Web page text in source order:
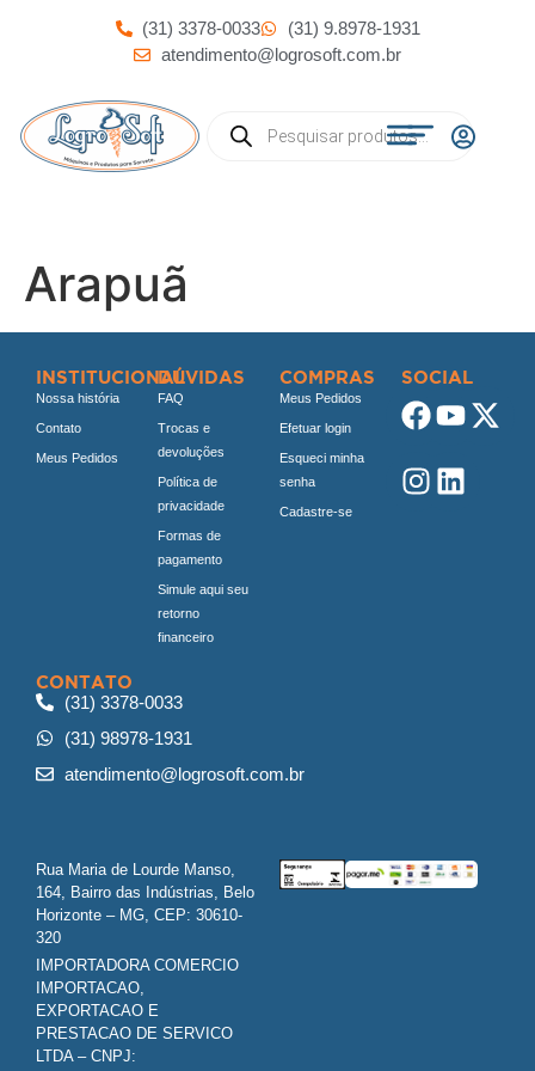
(31) 3378-0033
(31) 9.8978-1931
atendimento@logrosoft.com.br
Arapuã
INSTITUCIONAL
Nossa história
Contato
Meus Pedidos
DÚVIDAS
FAQ
Trocas e
devoluções
Política de
privacidade
Formas de
pagamento
Simule aqui seu
retorno
financeiro
COMPRAS
Meus Pedidos
Efetuar login
Esqueci minha
senha
Cadastre-se
SOCIAL
CONTATO
(31) 3378-0033
(31) 98978-1931
atendimento@logrosoft.com.br
Rua Maria de Lourde Manso,
164, Bairro das Indústrias, Belo
Horizonte – MG, CEP: 30610-
320
IMPORTADORA COMERCIO
IMPORTACAO,
EXPORTACAO E
PRESTACAO DE SERVICO
LTDA – CNPJ: